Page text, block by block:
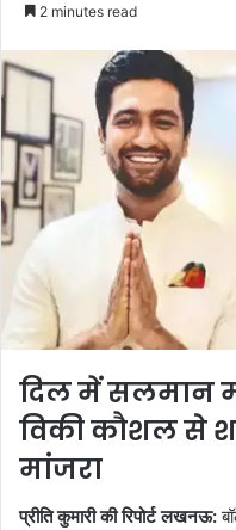
2 minutes read
दिल में सलमान
विकी कौशल से
मांजरा
प्रीति कुमारी की रिपोर्ट लखनऊ: